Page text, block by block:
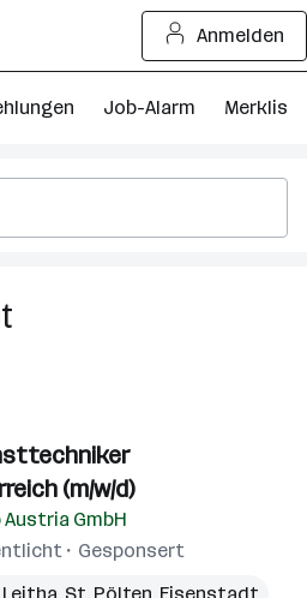
Anmelden
Job-Alarm Merkliste
(m/w/d)
GmbH
Gesponsert